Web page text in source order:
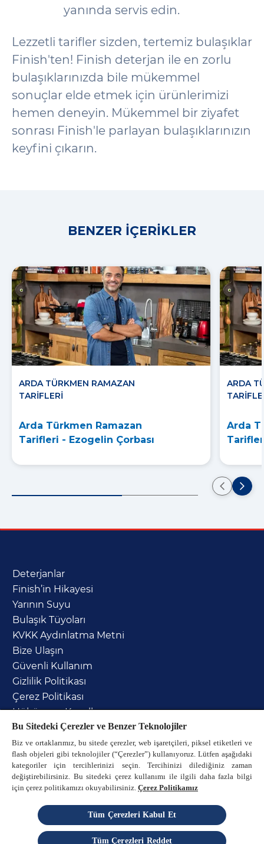
yanında servis edin.
Lezzetli tarifler sizden, tertemiz bulaşıklar
Finish'ten! Finish deterjan ile en zorlu
bulaşıklarınızda bile mükemmel
sonuçlar elde etmek için ürünlerimizi
hemen deneyin. Mükemmel bir ziyafet
sonrası Finish'le parlayan bulaşıklarınızın
keyfini çıkarın.
BENZER İÇERIKLER
Arda Türkmen Ramazan
Tarifleri - Ezogelin Çorbası
ARDA TÜRKMEN RAMAZAN
TARIFLERI
Arda
ARDA
Deterjanlar
Finish’in Hikayesi
Yarının Suyu
Bulaşık Tüyoları
KVKK Aydınlatma Metni
Bize Ulaşın
Güvenli Kullanım
Gizlilik Politikası
Çerez Politikası
Hüküm ve Koşullar
Sitemap
Duruşuna Sağlık
© 2025, Finish Turkiye
Reckitt'in tescilli markasıdır
Bu Sitedeki Çerezler ve Benzer Teknolojiler
Biz ve ortaklarımız, bu sitede çerezler, web işaretçileri, piksel etiketleri ve
flash objeleri gibi teknolojiler (“Çerezler”) kullanıyoruz. Lütfen aşağıdaki
kategoriler için tercihlerinizi seçin. Tercihinizi dilediğiniz zaman
değiştirebilirsiniz. Bu sitedeki çerez kullanımı ile ilgili daha fazla bilgi
için çerez politikamızı okuyabilirsiniz. Çerez Politikamız
Tüm Çerezleri Kabul Et
Tüm Çerezleri Reddet